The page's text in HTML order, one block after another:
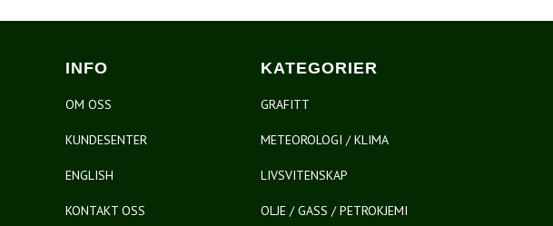
INFO
OM OSS
KUNDESENTER
ENGLISH
KONTAKT OSS
KATEGORIER
GRAFITT
METEOROLOGI / KLIMA
LIVSVITENSKAP
OLJE / GASS / PETROKJEMI